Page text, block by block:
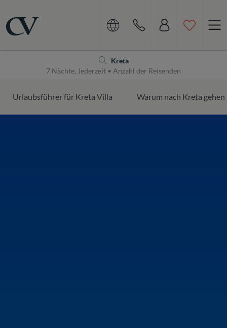
Kreta
7 Nächte, Jederzeit • Anzahl der Reisenden
Urlaubsführer für Kreta Villa Warum nach Kreta gehen